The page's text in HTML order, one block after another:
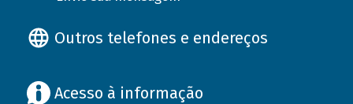
Outros telefones e endereços
Acesso à informação